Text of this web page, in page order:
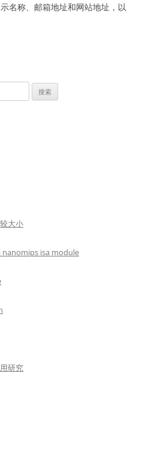
名称、邮箱地址和网站地址，以
大小
nanomips isa module
研究